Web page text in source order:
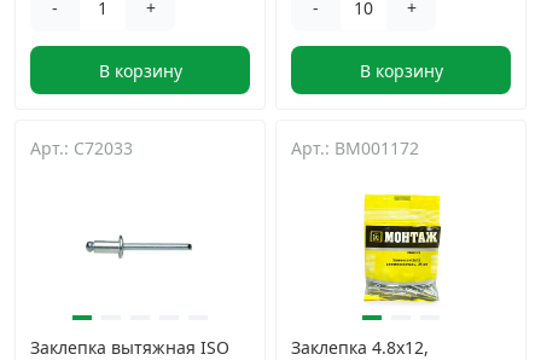
- +
В корзину
- +
В корзину
Арт.: C72033
Заклепка вытяжная ISO
Арт.: BM001172
Заклепка 4.8х12,